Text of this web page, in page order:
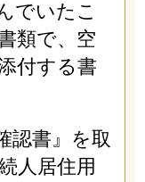
でいたこ
類で、空
付する書
認書』を取
人居住用